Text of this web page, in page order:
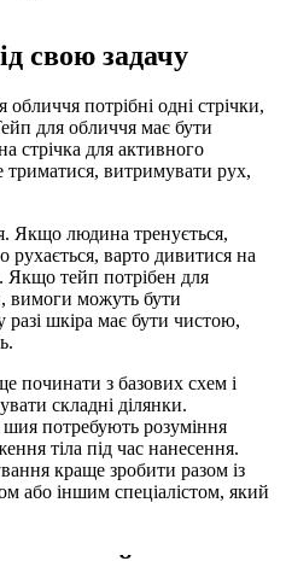
свою задачу
потрібні одні стрічки,
для обличчя має бути
стрічка для активного
витримувати рух,
Якщо людина тренується,
рухається, варто дивитися на
Якщо тейп потрібен для
вимоги можуть бути
шкіра має бути чистою,
починати з базових схем і
складні ділянки.
потребують розуміння
тіла під час нанесення.
краще зробити разом із
або іншим спеціалістом, який